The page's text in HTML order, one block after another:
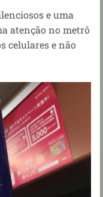
e uma
atenção no metrô
celulares e não